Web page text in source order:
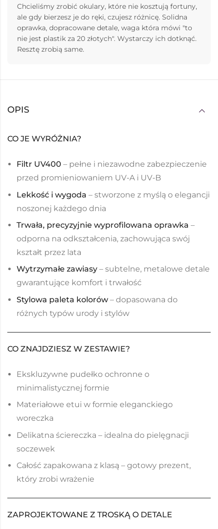
Chcieliśmy zrobić okulary, które nie kosztują fortuny,
ale gdy bierzesz je do ręki, czujesz różnicę. Solidna
oprawka, dopracowane detale, waga która mówi "to
nie jest plastik za 20 złotych". Wystarczy ich dotknąć.
Resztę zrobią same.
OPIS
CO JE WYRÓŻNIA?
Filtr UV400 – pełne i niezawodne zabezpieczenie
przed promieniowaniem UV-A i UV-B
Lekkość i wygoda – stworzone z myślą o elegancji
noszonej każdego dnia
Trwała, precyzyjnie wyprofilowana oprawka –
odporna na odkształcenia, zachowująca swój
kształt przez lata
Wytrzymałe zawiasy – subtelne, metalowe detale
gwarantujące komfort i trwałość
Stylowa paleta kolorów – dopasowana do
różnych typów urody i stylów
CO ZNAJDZIESZ W ZESTAWIE?
Ekskluzywne pudełko ochronne o
minimalistycznej formie
Materiałowe etui w formie eleganckiego
woreczka
Delikatna ściereczka – idealna do pielęgnacji
soczewek
Całość zapakowana z klasą – gotowy prezent,
który zrobi wrażenie
ZAPROJEKTOWANE Z TROSKĄ O DETALE